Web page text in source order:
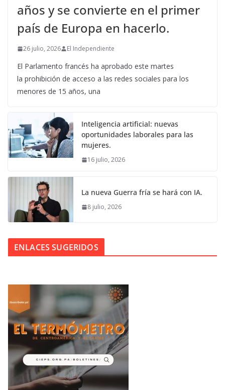
años y se convierte en el primer
país de Europa en hacerlo.
26 julio, 2026 El Independiente
El Parlamento francés ha aprobado este martes
la prohibición de acceso a las redes sociales para los
menores de 15 años, una
Inteligencia artificial: nuevas
oportunidades laborales para las
mujeres.
16 julio, 2026
La nueva Guerra fría se hará con IA.
8 julio, 2026
ENLACES SUGERIDOS